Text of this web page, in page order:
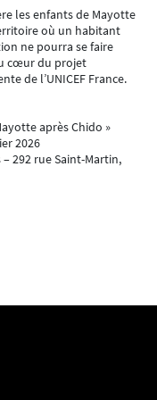
les enfants de Mayotte
où un habitant
ne pourra se faire
cœur du projet
de l’UNICEF France.
après Chido »
2026
292 rue Saint-Martin,